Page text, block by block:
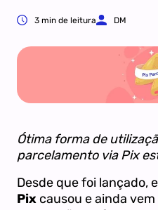
3 min de leitura DM
Ótima forma de
parcelamento via Pix
Desde que foi lançado,
Pix causou e ainda